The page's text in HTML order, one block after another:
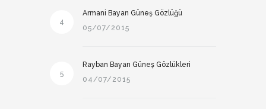
4
Armani Bayan Güneş Gözlüğü
05/07/2015
5
Rayban Bayan Güneş Gözlükleri
04/07/2015